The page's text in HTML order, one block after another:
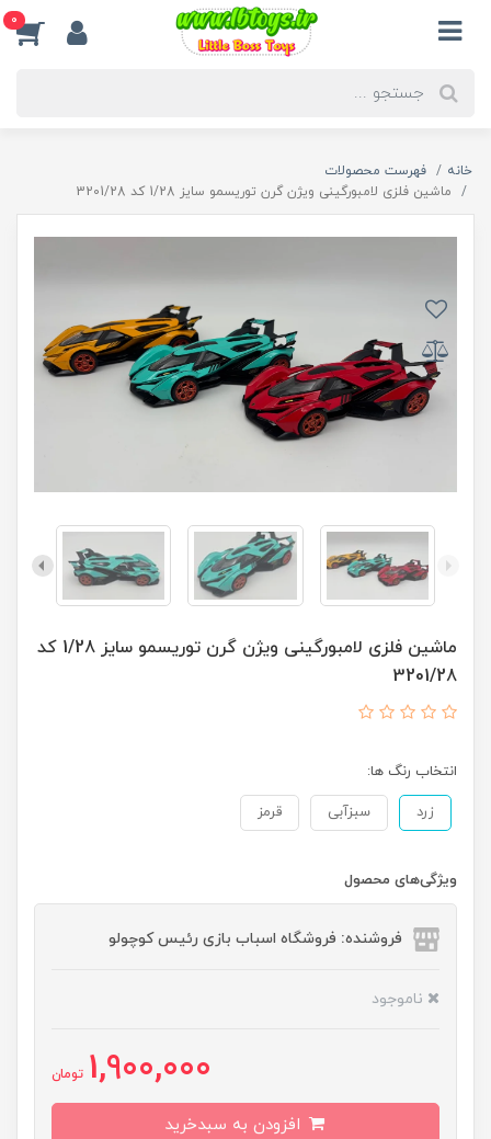
0
خانه
فهرست محصولات
ماشین فلزی لامبورگینی ویژن گرن توریسمو سایز 1/28 کد 3201/28
ماشین فلزی لامبورگینی ویژن گرن توریسمو سایز 1/28 کد
3201/28
انتخاب رنگ ها:
زرد سبزآبی قرمز
ویژگی‌های محصول
فروشنده: فروشگاه اسباب بازی رئیس کوچولو
ناموجود
1,900,000 تومان